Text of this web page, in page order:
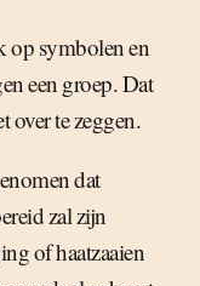
op symbolen en
een groep. Dat
over te zeggen.
dat
zal zijn
of haatzaaien